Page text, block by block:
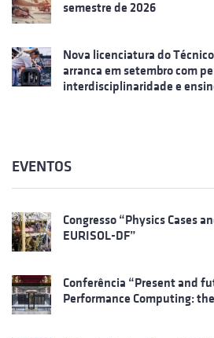
semestre de 2026
Nova licenciatura do
arranca em setembro com
interdisciplinaridade e
EVENTOS
Congresso “Physics Cases
EURISOL-DF”
Conferência “Present and
Performance Computing: